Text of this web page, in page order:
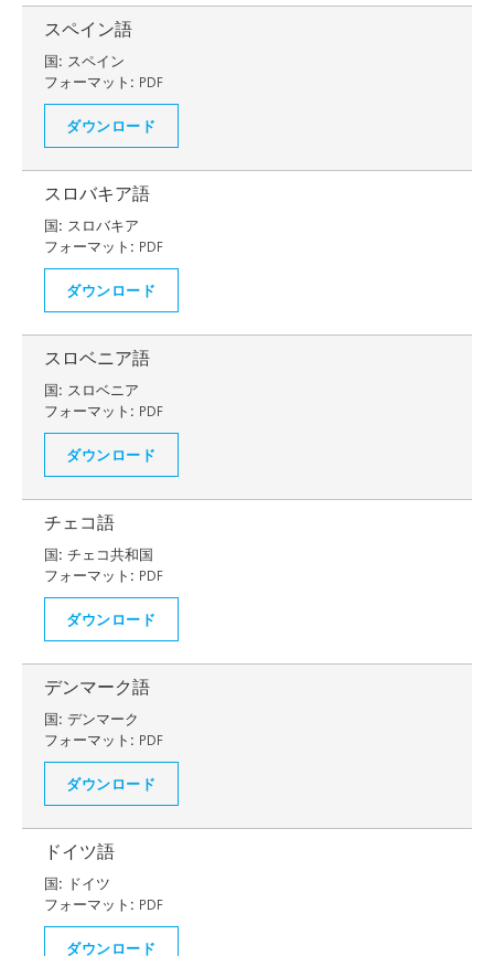
スペイン語
国: スペイン
フォーマット: PDF
ダウンロード
スロバキア語
国: スロバキア
フォーマット: PDF
ダウンロード
スロベニア語
国: スロベニア
フォーマット: PDF
ダウンロード
チェコ語
国: チェコ共和国
フォーマット: PDF
ダウンロード
デンマーク語
国: デンマーク
フォーマット: PDF
ダウンロード
ドイツ語
国: ドイツ
フォーマット: PDF
ダウンロード